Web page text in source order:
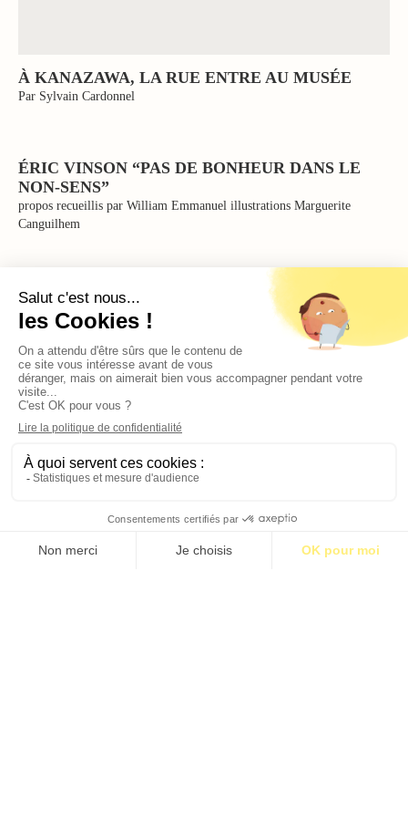
À KANAZAWA, LA RUE ENTRE AU MUSÉE
Par Sylvain Cardonnel
ÉRIC VINSON “PAS DE BONHEUR DANS LE
NON-SENS”
propos recueillis par William Emmanuel illustrations Marguerite
Canguilhem
CAROLINE LOEB OUATE EVER
Par Mathieu Perez
S’abonner pour 1€ S’abonner